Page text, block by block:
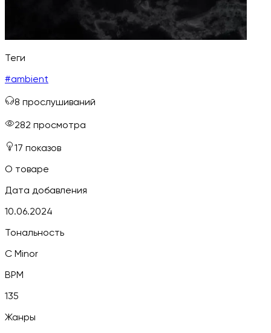
Теги
#ambient
8 прослушиваний
282 просмотра
17 показов
О товаре
Дата добавления
10.06.2024
Тональность
C Minor
BPM
135
Жанры